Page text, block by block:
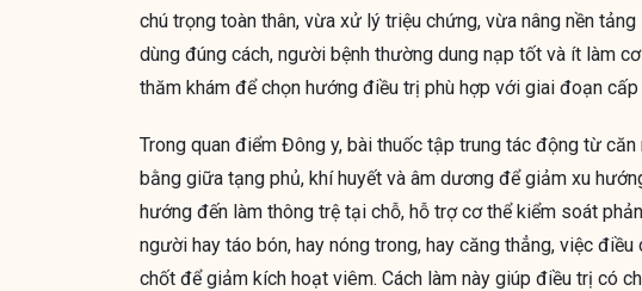
chú trọng toàn thân, vừa xử lý triệu chứng, vừa nâng nền
dùng đúng cách, người bệnh thường dung nạp tốt và ít làm
thăm khám để chọn hướng điều trị phù hợp với giai đoạn cấp
Trong quan điểm Đông y, bài thuốc tập trung tác động từ
bằng giữa tạng phủ, khí huyết và âm dương để giảm xu
hướng đến làm thông trệ tại chỗ, hỗ trợ cơ thể kiểm soát
người hay táo bón, hay nóng trong, hay căng thẳng, việc
chốt để giảm kích hoạt viêm. Cách làm này giúp điều trị có